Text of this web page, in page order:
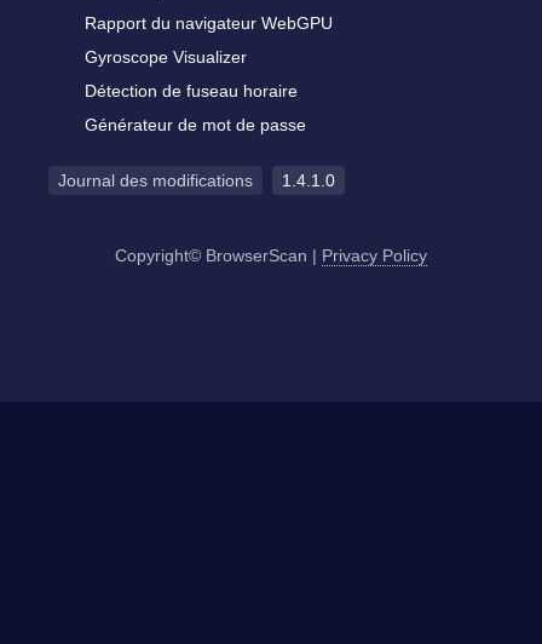
Rapport du navigateur WebGPU
Gyroscope Visualizer
Détection de fuseau horaire
Générateur de mot de passe
Journal des modifications 1.4.1.0
Copyright© BrowserScan | Privacy Policy